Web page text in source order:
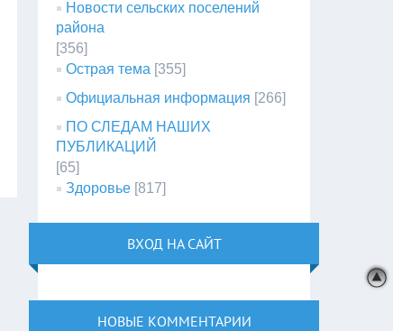
Новости сельских поселений
района
[356]
Острая тема [355]
Официальная информация [266]
ПО СЛЕДАМ НАШИХ
ПУБЛИКАЦИЙ
[65]
Здоровье [817]
ВХОД НА САЙТ
НОВЫЕ КОММЕНТАРИИ